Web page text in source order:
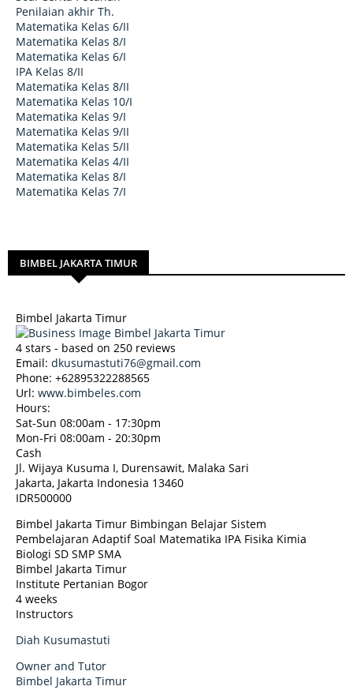
Penilaian akhir Th.
Matematika Kelas 6/II
Matematika Kelas 8/I
Matematika Kelas 6/I
IPA Kelas 8/II
Matematika Kelas 8/II
Matematika Kelas 10/I
Matematika Kelas 9/I
Matematika Kelas 9/II
Matematika Kelas 5/II
Matematika Kelas 4/II
Matematika Kelas 8/I
Matematika Kelas 7/I
BIMBEL JAKARTA TIMUR
Bimbel Jakarta Timur
4 stars - based on 250 reviews
Email: dkusumastuti76@gmail.com
Phone: +62895322288565
Url: www.bimbeles.com
Hours:
Sat-Sun 08:00am - 17:30pm
Mon-Fri 08:00am - 20:30pm
Cash
Jl. Wijaya Kusuma I, Durensawit, Malaka Sari
Jakarta, Jakarta Indonesia 13460
IDR500000
Bimbel Jakarta Timur Bimbingan Belajar Sistem
Pembelajaran Adaptif Soal Matematika IPA Fisika Kimia
Biologi SD SMP SMA
Bimbel Jakarta Timur
Institute Pertanian Bogor
4 weeks
Instructors
Diah Kusumastuti
Owner and Tutor
Bimbel Jakarta Timur